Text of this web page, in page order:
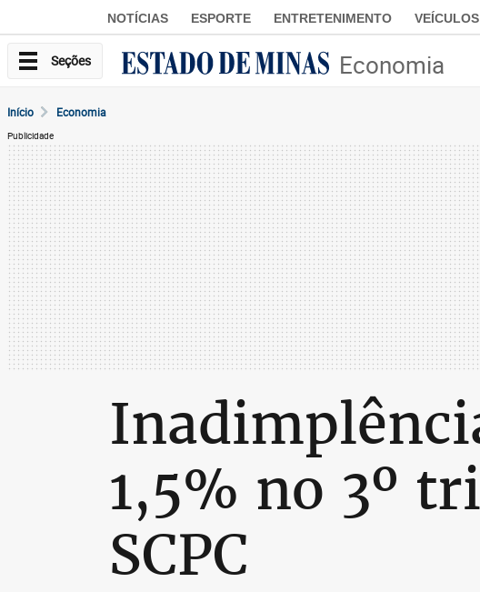
NOTÍCIAS ESPORTE ENTRETENIMENTO VEÍCULOS
Seções Economia
Início Economia
Publicidade
1,5% no 3º
SCPC